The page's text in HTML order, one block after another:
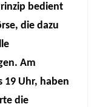
bedient
die dazu
Am
19 Uhr, haben
die